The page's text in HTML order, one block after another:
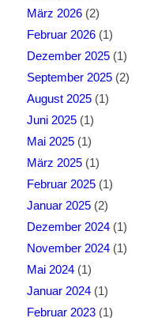
März 2026(2)
Februar 2026(1)
Dezember 2025(1)
September 2025(2)
August 2025(1)
Juni 2025(1)
Mai 2025(1)
März 2025(1)
Februar 2025(1)
Januar 2025(2)
Dezember 2024(1)
November 2024(1)
Mai 2024(1)
Januar 2024(1)
Februar 2023(1)